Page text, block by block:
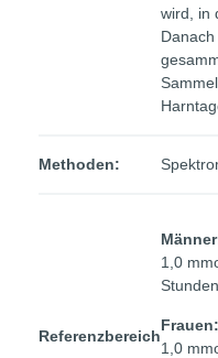
wird, in
Methoden:
Referenzbereich
1,0
Stunden
Frauen:
1,0